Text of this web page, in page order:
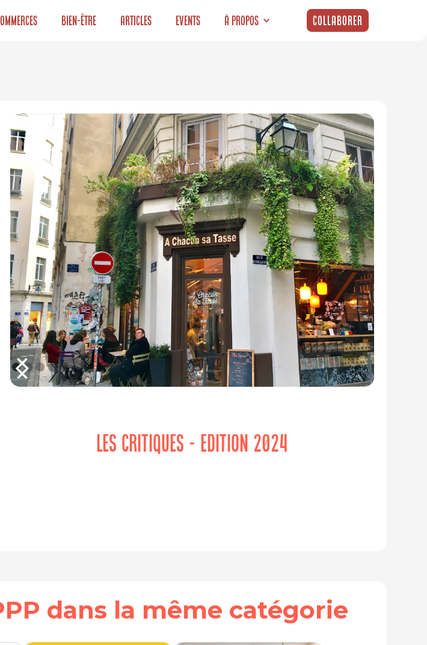
Bien-être Articles Events À propos Collaborer
LES CRITIQUES - EDITION 2024
dans la même catégorie